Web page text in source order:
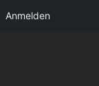
Anmelden